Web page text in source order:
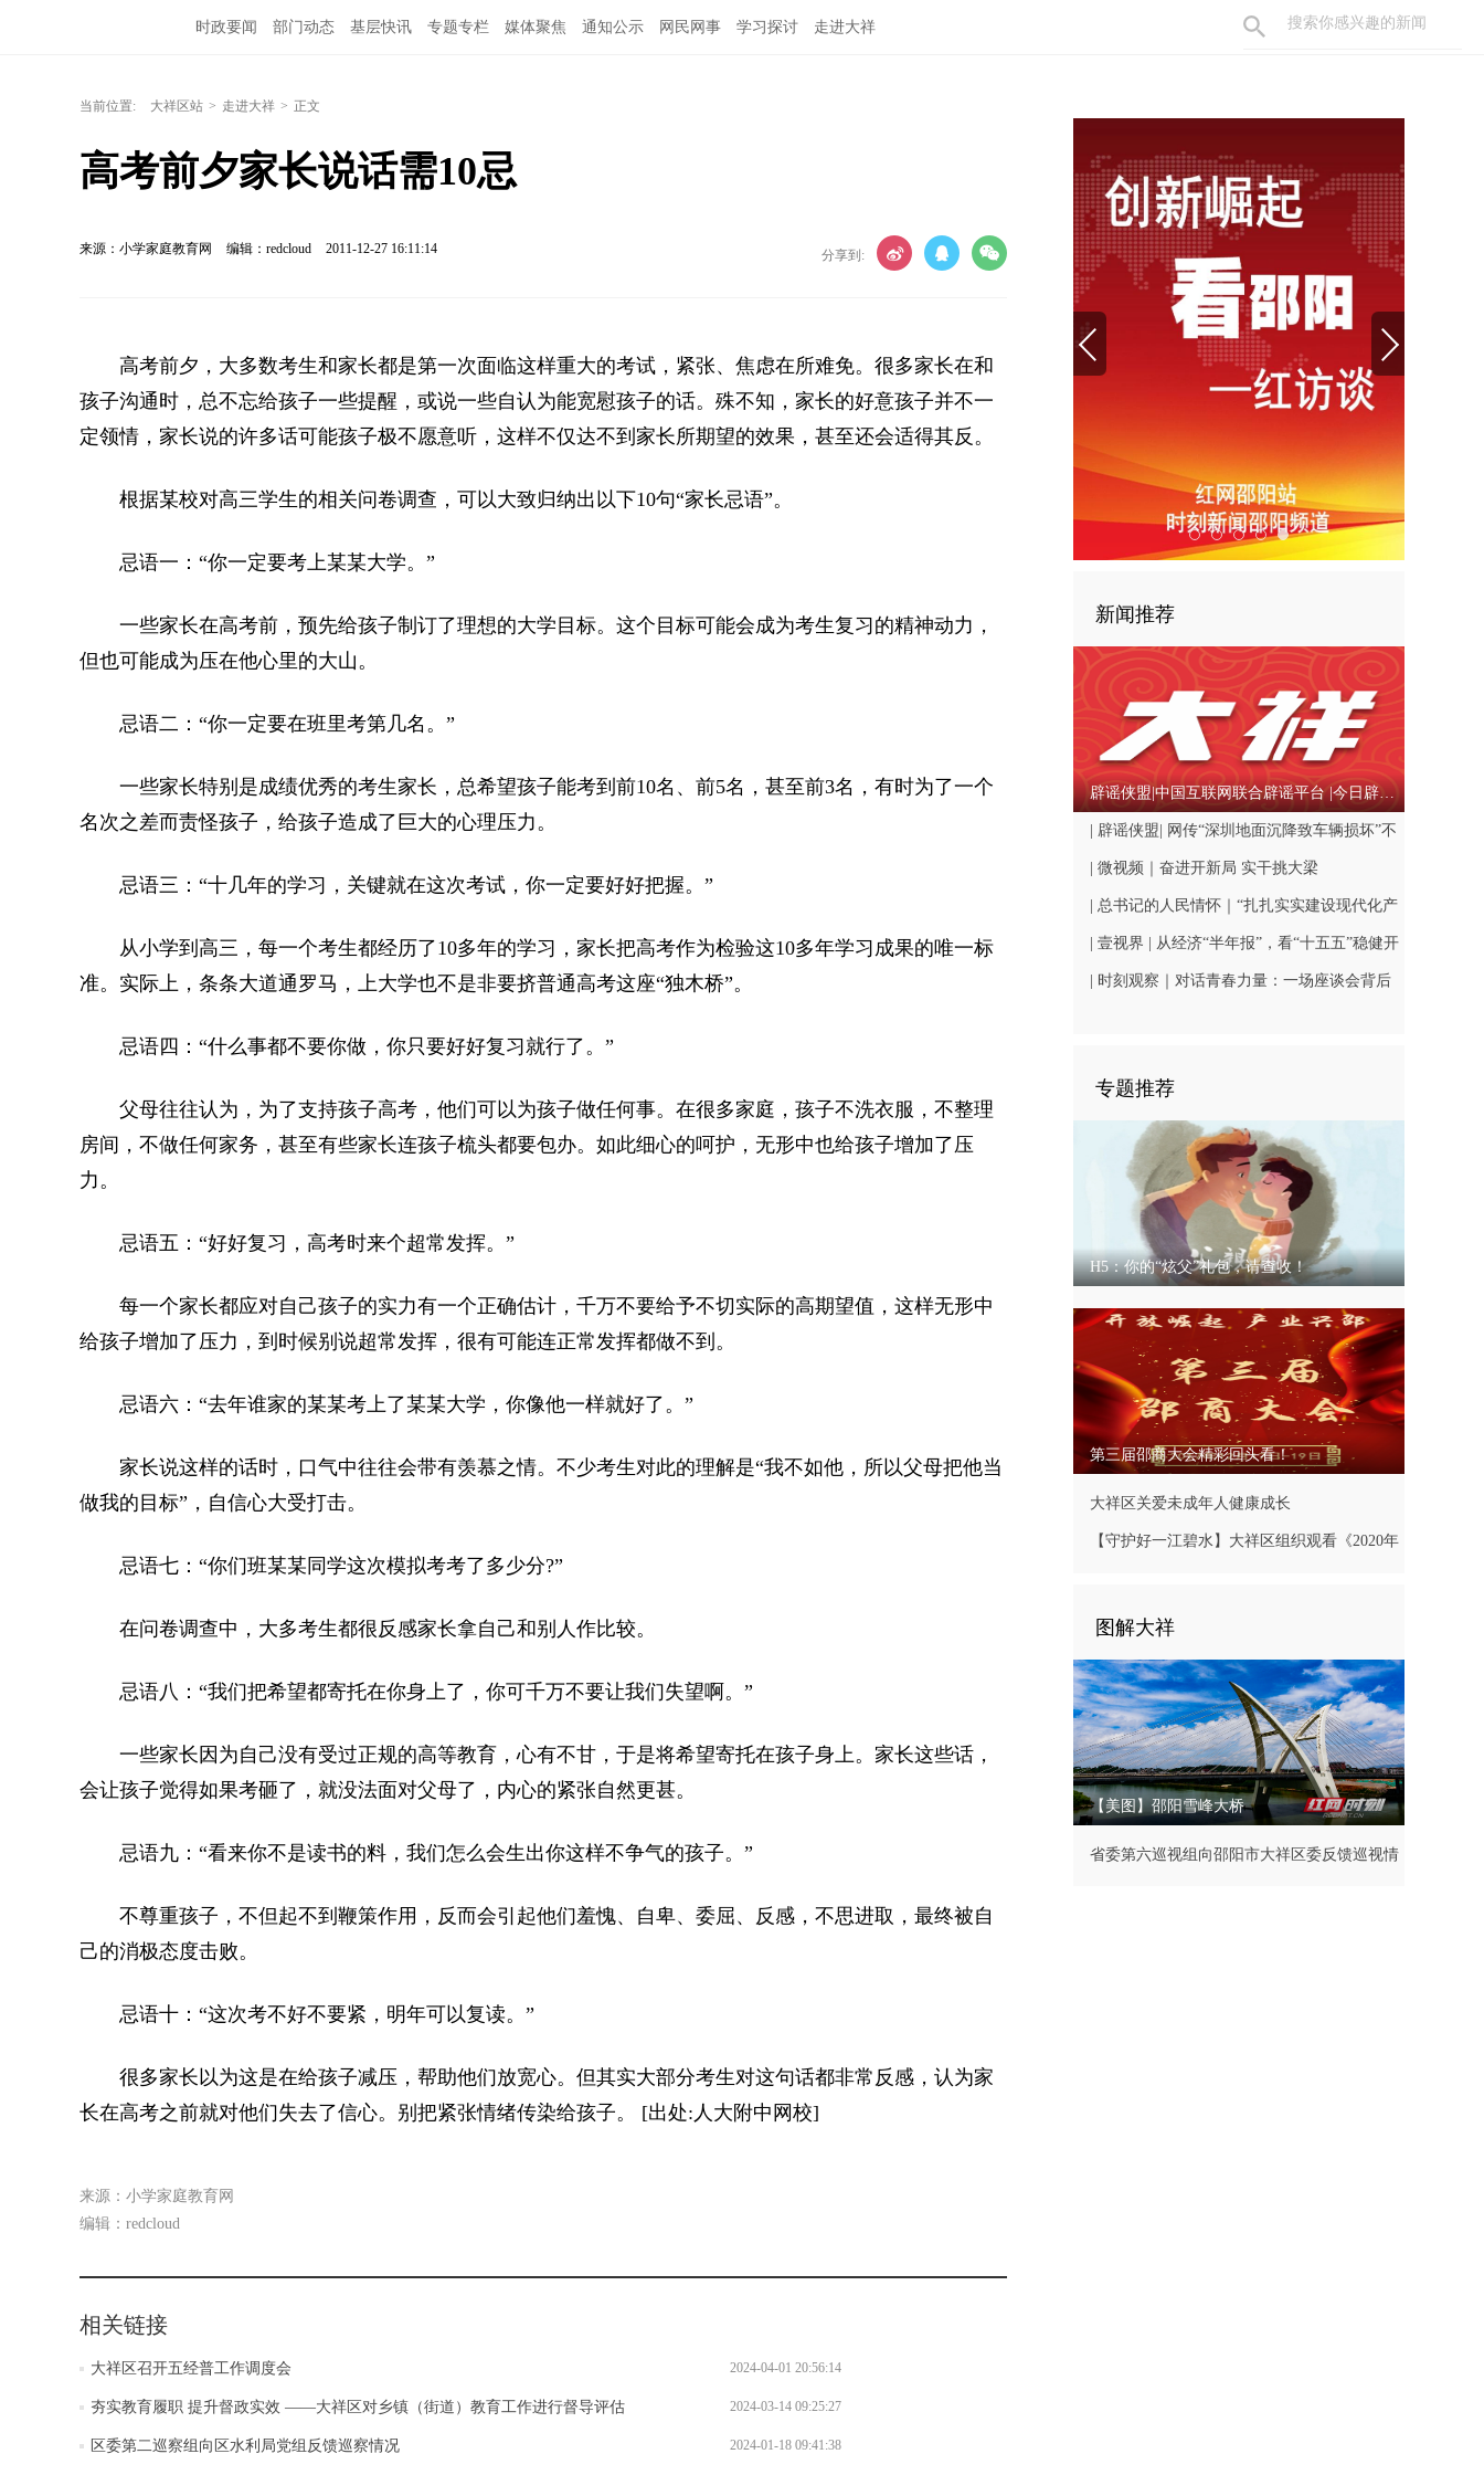
时政要闻 部门动态 基层快讯 专题专栏 媒体聚焦 通知公示 网民网事 学习探讨 走进大祥
当前位置: 大祥区站 > 走进大祥 > 正文
高考前夕家长说话需10忌
来源：小学家庭教育网 编辑：redcloud 2011-12-27 16:11:14 分享到:
高考前夕，大多数考生和家长都是第一次面临这样重大的考试，紧张、焦虑在所难免。很多家长在和
孩子沟通时，总不忘给孩子一些提醒，或说一些自认为能宽慰孩子的话。殊不知，家长的好意孩子并不一
定领情，家长说的许多话可能孩子极不愿意听，这样不仅达不到家长所期望的效果，甚至还会适得其反。
根据某校对高三学生的相关问卷调查，可以大致归纳出以下10句“家长忌语”。
忌语一：“你一定要考上某某大学。”
一些家长在高考前，预先给孩子制订了理想的大学目标。这个目标可能会成为考生复习的精神动力，
但也可能成为压在他心里的大山。
忌语二：“你一定要在班里考第几名。”
一些家长特别是成绩优秀的考生家长，总希望孩子能考到前10名、前5名，甚至前3名，有时为了一个
名次之差而责怪孩子，给孩子造成了巨大的心理压力。
忌语三：“十几年的学习，关键就在这次考试，你一定要好好把握。”
从小学到高三，每一个考生都经历了10多年的学习，家长把高考作为检验这10多年学习成果的唯一标
准。实际上，条条大道通罗马，上大学也不是非要挤普通高考这座“独木桥”。
忌语四：“什么事都不要你做，你只要好好复习就行了。”
父母往往认为，为了支持孩子高考，他们可以为孩子做任何事。在很多家庭，孩子不洗衣服，不整理
房间，不做任何家务，甚至有些家长连孩子梳头都要包办。如此细心的呵护，无形中也给孩子增加了压
力。
忌语五：“好好复习，高考时来个超常发挥。”
每一个家长都应对自己孩子的实力有一个正确估计，千万不要给予不切实际的高期望值，这样无形中
给孩子增加了压力，到时候别说超常发挥，很有可能连正常发挥都做不到。
忌语六：“去年谁家的某某考上了某某大学，你像他一样就好了。”
家长说这样的话时，口气中往往会带有羡慕之情。不少考生对此的理解是“我不如他，所以父母把他当
做我的目标”，自信心大受打击。
忌语七：“你们班某某同学这次模拟考考了多少分?”
在问卷调查中，大多考生都很反感家长拿自己和别人作比较。
忌语八：“我们把希望都寄托在你身上了，你可千万不要让我们失望啊。”
一些家长因为自己没有受过正规的高等教育，心有不甘，于是将希望寄托在孩子身上。家长这些话，
会让孩子觉得如果考砸了，就没法面对父母了，内心的紧张自然更甚。
忌语九：“看来你不是读书的料，我们怎么会生出你这样不争气的孩子。”
不尊重孩子，不但起不到鞭策作用，反而会引起他们羞愧、自卑、委屈、反感，不思进取，最终被自
己的消极态度击败。
忌语十：“这次考不好不要紧，明年可以复读。”
很多家长以为这是在给孩子减压，帮助他们放宽心。但其实大部分考生对这句话都非常反感，认为家
长在高考之前就对他们失去了信心。别把紧张情绪传染给孩子。 [出处:人大附中网校]
来源：小学家庭教育网
编辑：redcloud
相关链接
大祥区召开五经普工作调度会 2024-04-01 20:56:14
夯实教育履职 提升督政实效 ——大祥区对乡镇（街道）教育工作进行督导评估 2024-03-14 09:25:27
区委第二巡察组向区水利局党组反馈巡察情况 2024-01-18 09:41:38
新闻推荐
辟谣侠盟|中国互联网联合辟谣平台 |今日辟谣（2026年08月06日）
| 辟谣侠盟| 网传“深圳地面沉降致车辆损坏”不
实（2026·08·06）-中国互联网联合辟谣平台
| 微视频｜奋进开新局 实干挑大梁
| 总书记的人民情怀｜“扎扎实实建设现代化产
业体系”
| 壹视界 | 从经济“半年报”，看“十五五”稳健开
局
| 时刻观察｜对话青春力量：一场座谈会背后
专题推荐
H5：你的“炫父”礼包，请查收！
第三届邵商大会精彩回头看！
大祥区关爱未成年人健康成长
【守护好一江碧水】大祥区组织观看《2020年
图解大祥
【美图】邵阳雪峰大桥
省委第六巡视组向邵阳市大祥区委反馈巡视情